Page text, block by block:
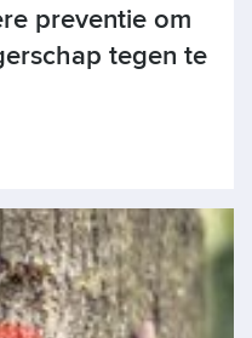
preventie om
tegen te